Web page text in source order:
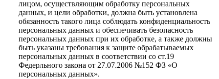
лицом, осуществляющим обработку персональных
данных, и цели обработки, должна быть установлена
обязанность такого лица соблюдать конфиденциальность
персональных данных и обеспечивать безопасность
персональных данных при их обработке, а также должны
быть указаны требования к защите обрабатываемых
персональных данных в соответствии со ст.19
Федерльного закона от 27.07.2006 №152 ФЗ «О
персональных данных».